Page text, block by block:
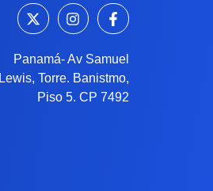
Panamá- Av Samuel
Lewis, Torre. Banistmo,
Piso 5. CP 7492